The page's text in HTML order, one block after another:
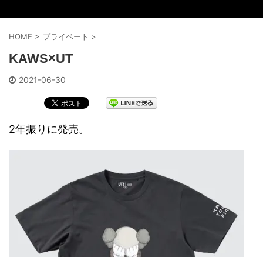
HOME > プライベート >
KAWS×UT
2021-06-30
2年振りに発売。